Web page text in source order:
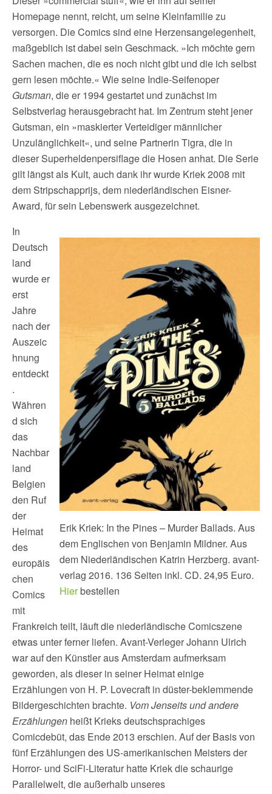
Homepage nennt, reicht, um seine Kleinfamilie zu
versorgen. Die Comics sind eine Herzensangelegenheit,
maßgeblich ist dabei sein Geschmack. »Ich möchte gern
Sachen machen, die es noch nicht gibt und die ich selbst
gern lesen möchte.« Wie seine Indie-Seifenoper
Gutsman, die er 1994 gestartet und zunächst im
Selbstverlag herausgebracht hat. Im Zentrum steht jener
Gutsman, ein »maskierter Verteidiger männlicher
Unzulänglichkeit«, und seine Partnerin Tigra, die in
dieser Superheldenpersiflage die Hosen anhat. Die Serie
gilt längst als Kult, auch dank ihr wurde Kriek 2008 mit
dem Stripschapprijs, dem niederländischen Eisner-
Award, für sein Lebenswerk ausgezeichnet.
Erik Kriek: In the Pines – Murder Ballads. Aus
dem Englischen von Benjamin Mildner. Aus
dem Niederländischen Katrin Herzberg. avant-
verlag 2016. 136 Seiten inkl. CD. 24,95 Euro.
Hierbestellen
In
Deutsch
land
wurde er
erst
Jahre
nach der
Auszeic
hnung
entdeckt
.
Währen
d sich
das
Nachbar
land
Belgien
den Ruf
der
Heimat
des
europäis
chen
Comics
mit
Frankreich teilt, läuft die niederländische Comicszene
etwas unter ferner liefen. Avant-Verleger Johann Ulrich
war auf den Künstler aus Amsterdam aufmerksam
geworden, als dieser in seiner Heimat einige
Erzählungen von H. P. Lovecraft in düster-beklemmende
Bildergeschichten brachte. Vom Jenseits und andere
Erzählungen heißt Krieks deutschsprachiges
Comicdebüt, das Ende 2013 erschien. Auf der Basis von
fünf Erzählungen des US-amerikanischen Meisters der
Horror- und SciFi-Literatur hatte Kriek die schaurige
Parallelwelt, die außerhalb unseres